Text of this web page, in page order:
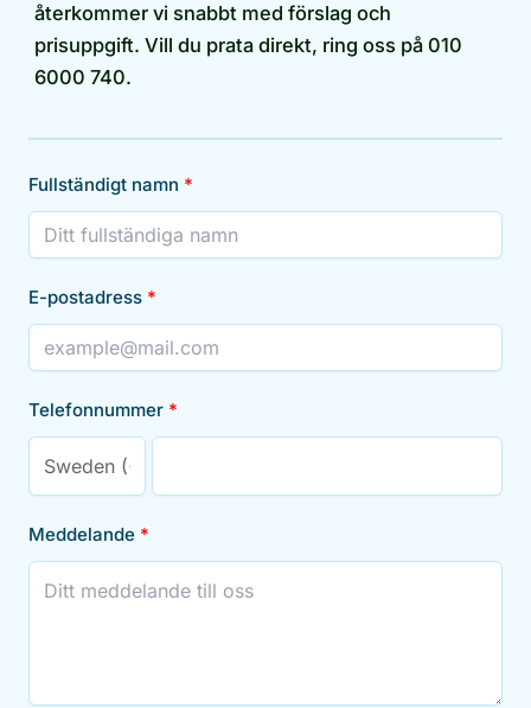
återkommer vi snabbt med förslag och
prisuppgift. Vill du prata direkt, ring oss på 010
6000 740.
Fullständigt namn
E-postadress
Telefonnummer
Meddelande